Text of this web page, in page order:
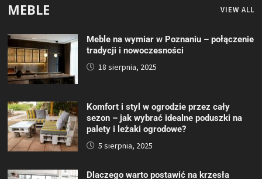
MEBLE VIEW ALL
Meble na wymiar w Poznaniu – połączenie
tradycji i nowoczesności
18 sierpnia, 2025
Komfort i styl w ogrodzie przez cały
sezon – jak wybrać idealne poduszki na
palety i leżaki ogrodowe?
5 sierpnia, 2025
Dlaczego warto postawić na krzesła